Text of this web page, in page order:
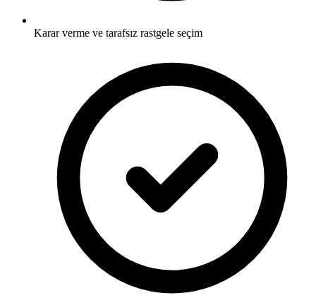
Karar verme ve tarafsız rastgele seçim